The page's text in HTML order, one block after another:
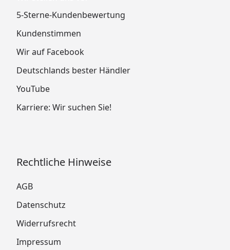
5-Sterne-Kundenbewertung
Kundenstimmen
Wir auf Facebook
Deutschlands bester Händler
YouTube
Karriere: Wir suchen Sie!
Rechtliche Hinweise
AGB
Datenschutz
Widerrufsrecht
Impressum